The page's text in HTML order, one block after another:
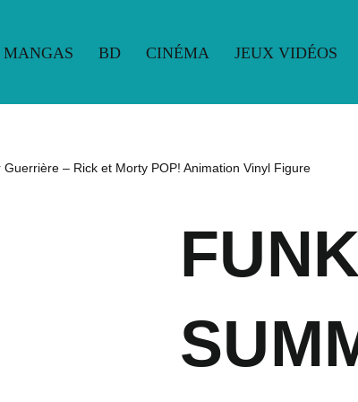
MANGAS BD CINÉMA JEUX VIDÉOS
– Rick et Morty POP! Animation Vinyl Figure